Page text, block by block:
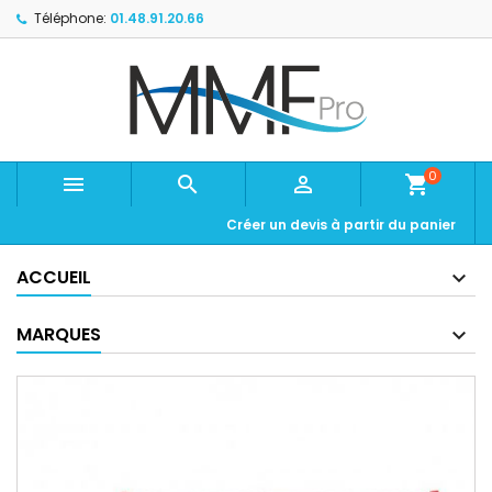
Téléphone: 01.48.91.20.66
   shopping_cart0
Créer un devis à partir du panier
ACCUEIL
MARQUES